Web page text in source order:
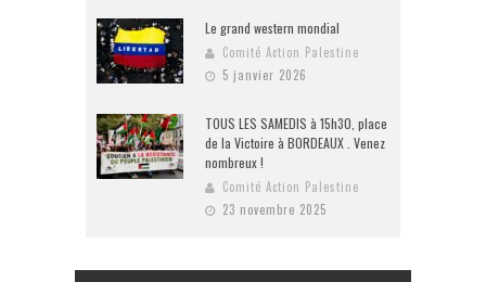
Le grand western mondial
Comité Action Palestine
5 janvier 2026
TOUS LES SAMEDIS à 15h30, place
de la Victoire à BORDEAUX . Venez
nombreux !
Comité Action Palestine
23 novembre 2025